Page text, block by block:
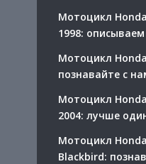
Мотоцикл
1998:
Мотоцикл Honda
познавайте с
Мотоцикл
2004: лучше
Мотоцикл Honda
Blackbird: